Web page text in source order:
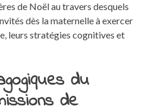
de Noël au travers desquels
dès la maternelle à exercer
leurs stratégies cognitives et
du